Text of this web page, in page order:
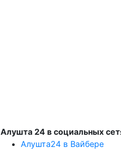
Алушта 24 в социальных
Алушта24 в Вайбере